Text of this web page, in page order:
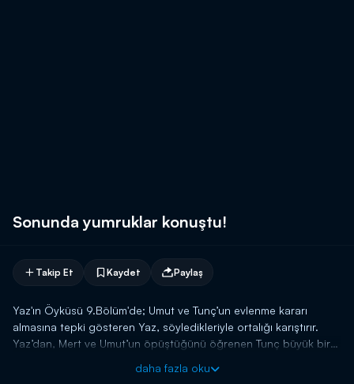
Sonunda yumruklar konuştu!
Takip Et Kaydet Paylaş
Yaz'ın Öyküsü 9.Bölüm'de; Umut ve Tunç’un evlenme kararı
almasına tepki gösteren Yaz, söyledikleriyle ortalığı karıştırır.
Yaz’dan, Mert ve Umut’un öpüştüğünü öğrenen Tunç büyük bir
hesaplaşmasında yumruklar konuşur.
daha fazla oku